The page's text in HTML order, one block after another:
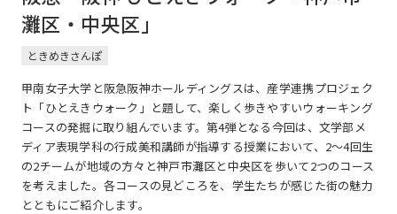
灘区・中央区」
ときめきさんぽ
甲南女子大学と阪急阪神ホールディングスは、産学連携プロジェク
ト「ひとえきウォーク」と題して、楽しく歩きやすいウォーキング
コースの発掘に取り組んでいます。第4弾となる今回は、文学部メ
ディア表現学科の行成美和講師が指導する授業において、2～4回生
の2チームが地域の方々と神戸市灘区と中央区を歩いて2つのコース
を考えました。各コースの見どころを、学生たちが感じた街の魅力
とともにご紹介します。
阪急阪神ホールディングス
ヘルスケアの取組